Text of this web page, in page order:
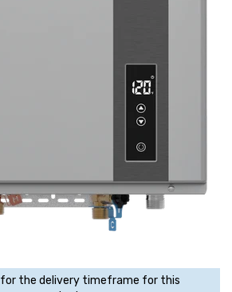
for the delivery timeframe for this